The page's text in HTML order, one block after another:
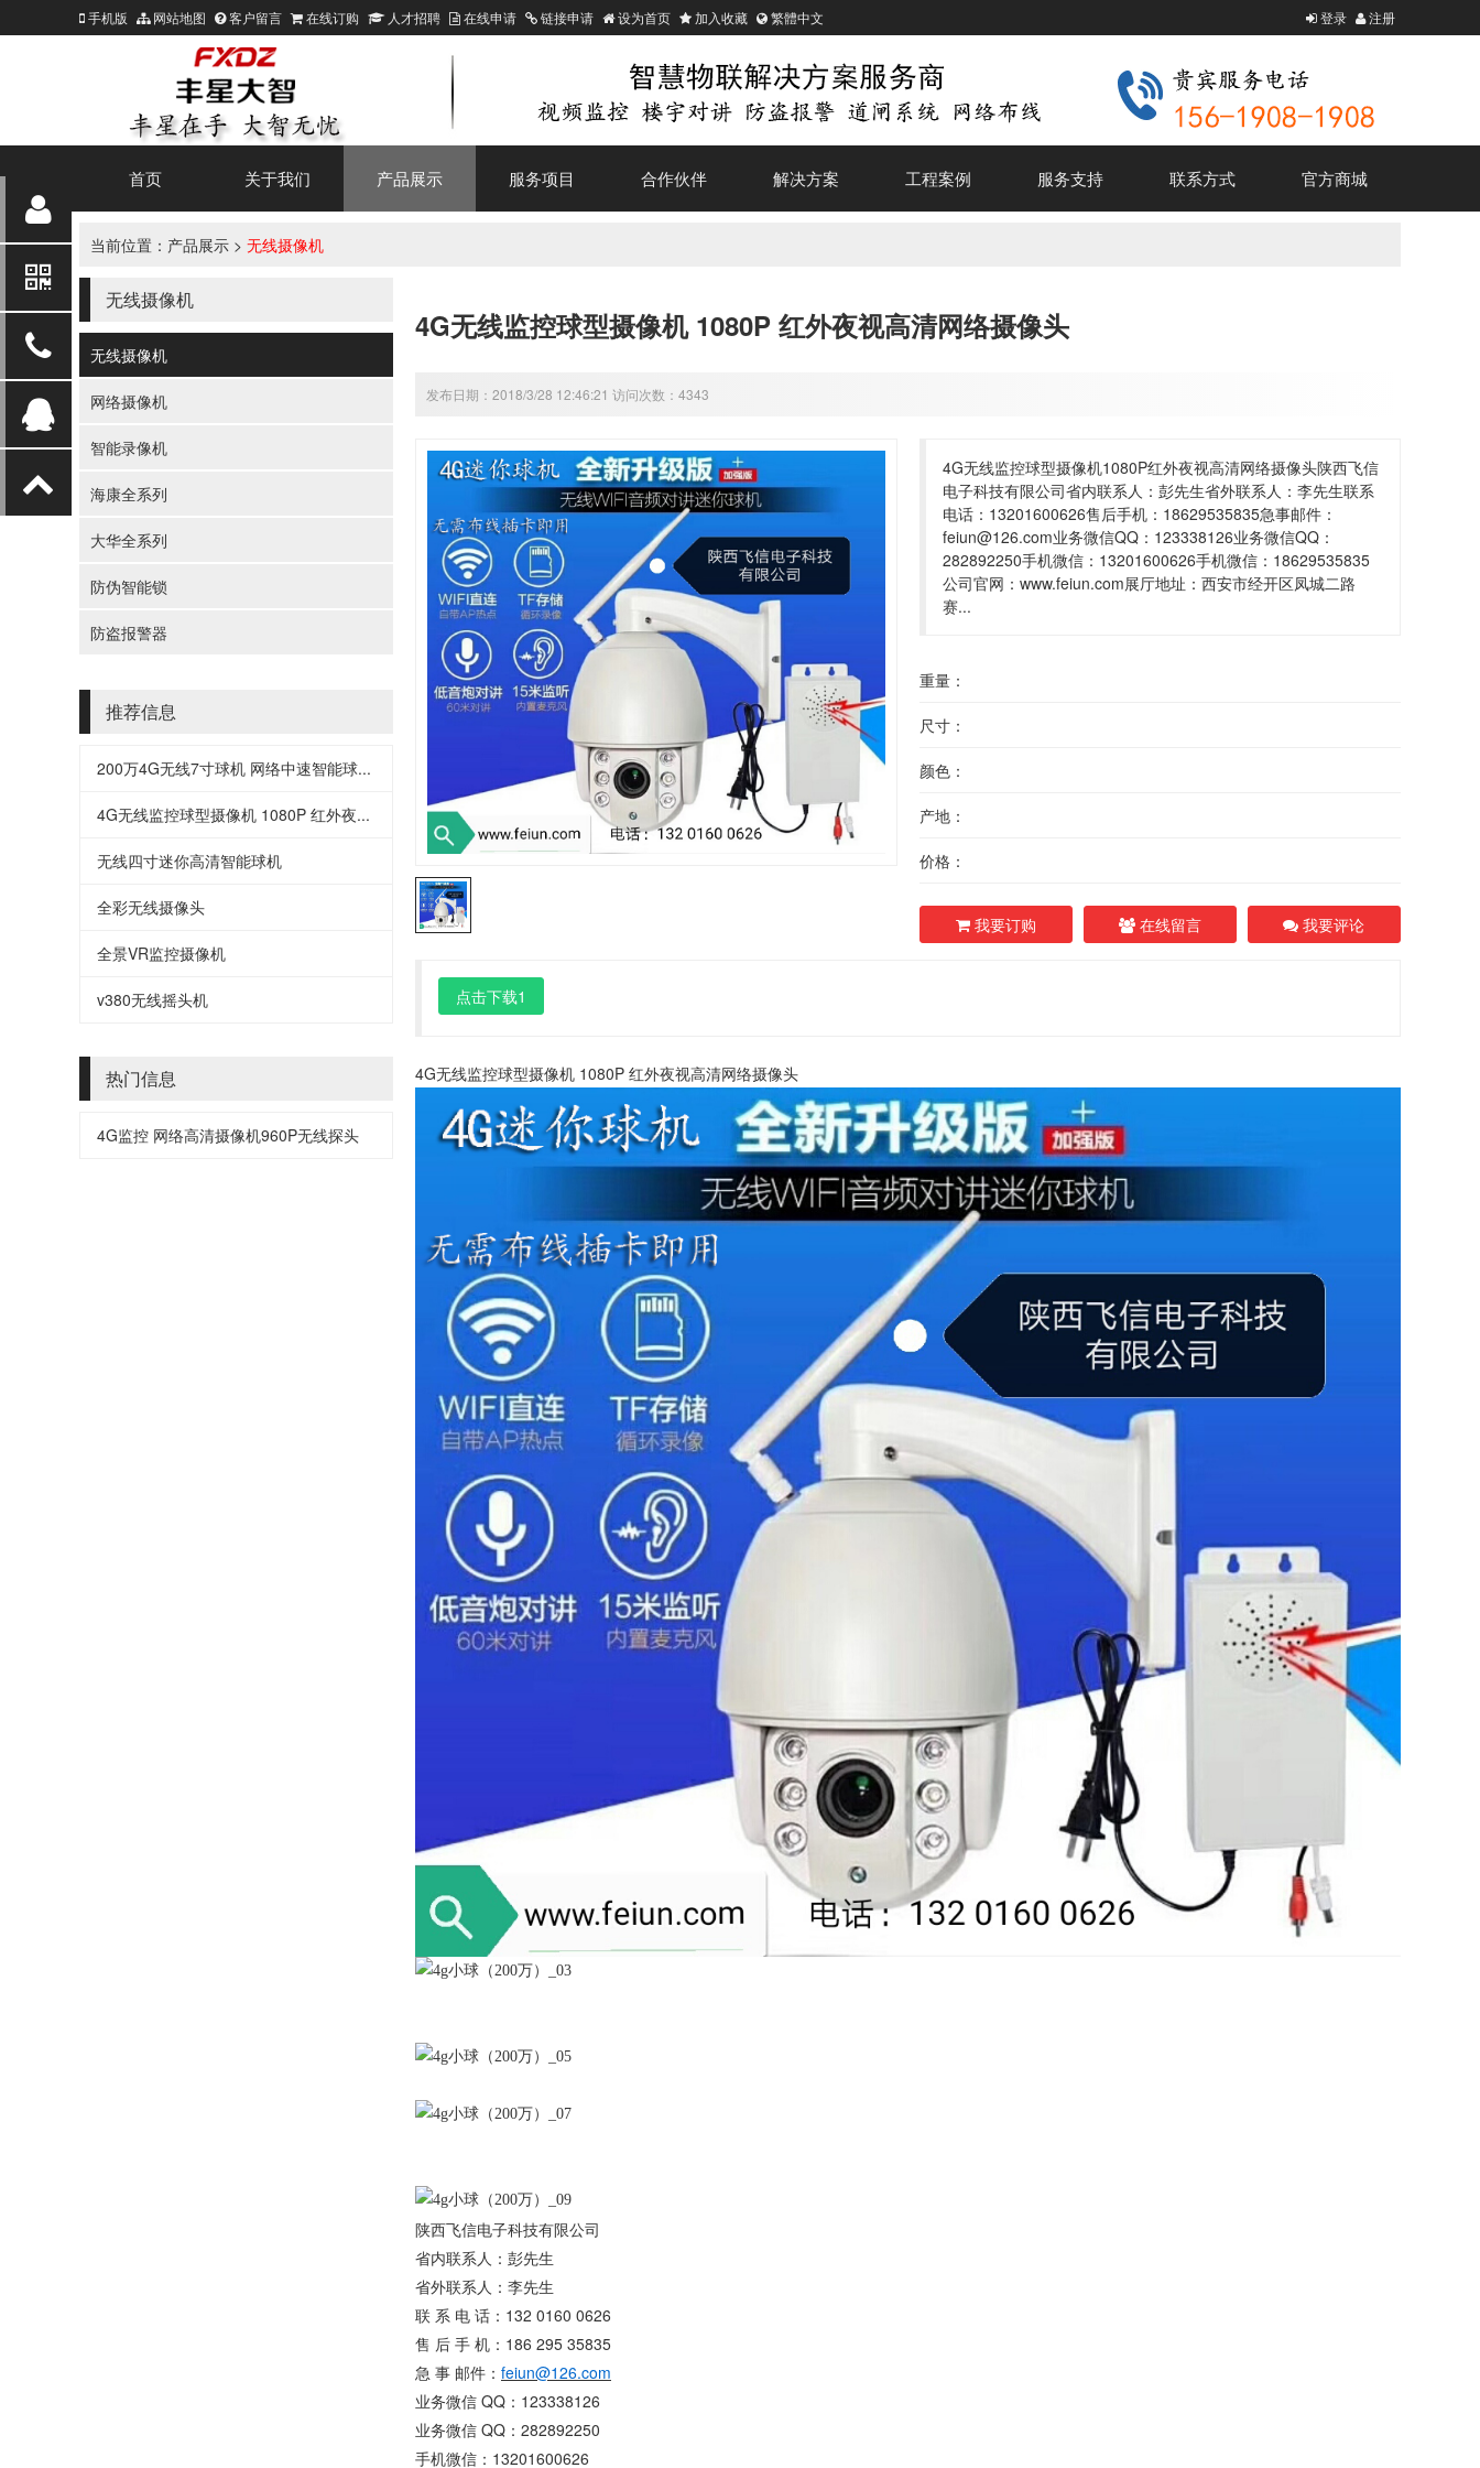
手机版 网站地图 客户留言 在线订购 人才招聘 在线申请 链接申请 设为首页 加入收藏 繁體中文 登录 注册
首页 关于我们 产品展示 服务项目 合作伙伴 解决方案 工程案例 服务支持 联系方式 官方商城
当前位置： 产品展示 > 无线摄像机
无线摄像机
无线摄像机
网络摄像机
智能录像机
海康全系列
大华全系列
防伪智能锁
防盗报警器
推荐信息
200万4G无线7寸球机 网络中速智能球...
4G无线监控球型摄像机 1080P 红外夜...
无线四寸迷你高清智能球机
全彩无线摄像头
全景VR监控摄像机
v380无线摇头机
热门信息
4G监控 网络高清摄像机960P无线探头
4G无线监控球型摄像机 1080P 红外夜视高清网络摄像头
发布日期：2018/3/28 12:46:21 访问次数：4343
4G无线监控球型摄像机1080P红外夜视高清网络摄像头陕西飞信
电子科技有限公司省内联系人：彭先生省外联系人：李先生联系
电话：13201600626售后手机：18629535835急事邮件：
feiun@126.com业务微信QQ：123338126业务微信QQ：
282892250手机微信：13201600626手机微信：18629535835
公司官网：www.feiun.com展厅地址：西安市经开区凤城二路
赛...
重量：
尺寸：
颜色：
产地：
价格：
我要订购 在线留言 我要评论
点击下载1
4G无线监控球型摄像机 1080P 红外夜视高清网络摄像头
陕西飞信电子科技有限公司
省内联系人：彭先生
省外联系人：李先生
联 系 电 话：132 0160 0626
售 后 手 机：186 295 35835
急 事 邮件： feiun@126.com
业务微信 QQ：123338126
业务微信 QQ：282892250
手机微信：13201600626